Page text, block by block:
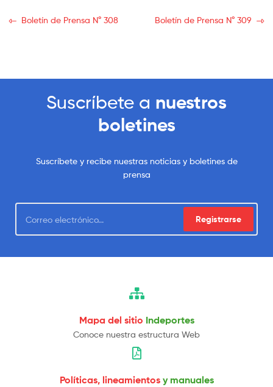
Boletín de Prensa N° 308 Boletín de Prensa N° 309
Suscríbete a nuestros
boletines
Suscríbete y recibe nuestras noticias y boletines de
prensa
Registrarse
Mapa del sitio Indeportes
Conoce nuestra estructura Web
Políticas, lineamientos y manuales